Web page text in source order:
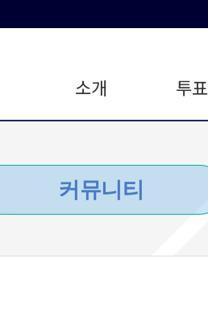
소개 투표
커뮤니티